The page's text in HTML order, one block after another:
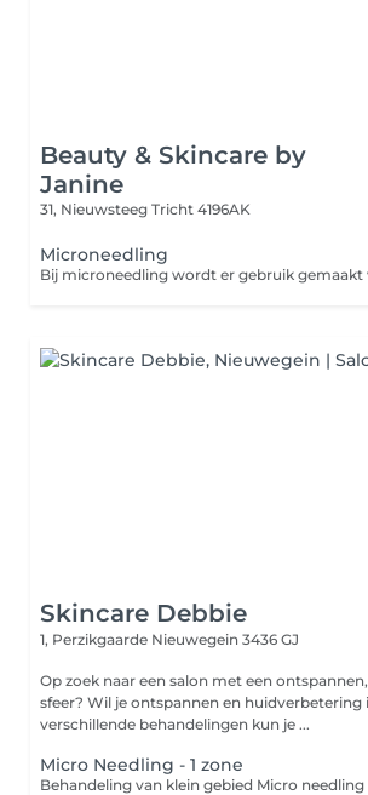
Beauty & Skincare by
Janine
31, Nieuwsteeg Tricht 4196AK
Microneedling
Skincare Debbie
1, Perzikgaarde Nieuwegein 3436 GJ
Op zoek naar een salon met een
sfeer? Wil je ontspannen en huidverbetering in één? Voor
verschillende behandelingen kun je ...
Micro Needling - 1 zone